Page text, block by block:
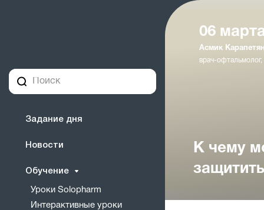
Задание дня
Новости
Обучение
Уроки Solopharm
Интерактивные уроки
06
Асмик
врач-
К чему